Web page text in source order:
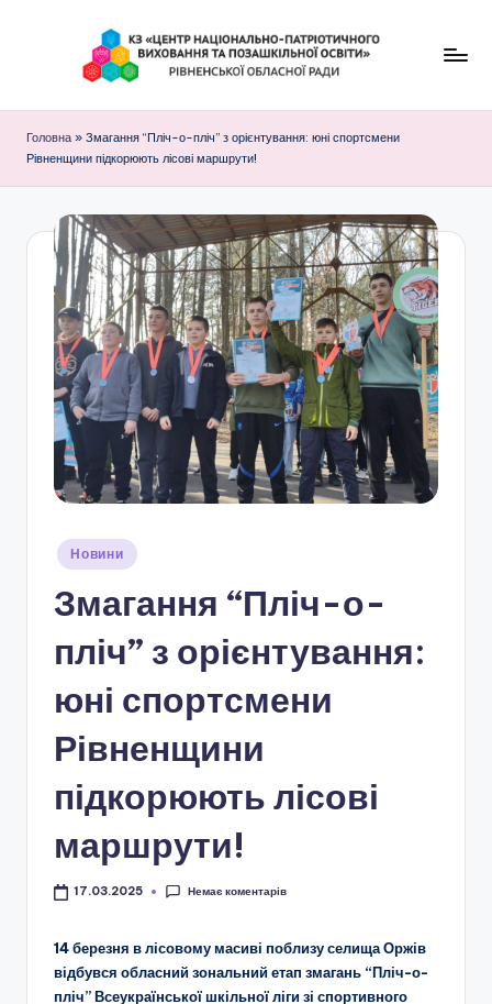
З
"
Ц
е
н
т
р
н
а
і
о
н
а
л
н
о
-
п
а
т
р
і
Головна » Змагання “Пліч-о-пліч” з орієнтування: юні спортсмени
Рівненщини підкорюють лісові маршрути!
Опубліковано
Новини
Змагання “Пліч-о-
пліч” з орієнтування:
юні спортсмени
Рівненщини
підкорюють лісові
маршрути!
17.03.2025 Немає коментарів
14 березня в лісовому масиві поблизу селища Оржів
відбувся обласний зональний етап змагань “Пліч-о-
пліч” Всеукраїнської шкільної ліги зі спортивного